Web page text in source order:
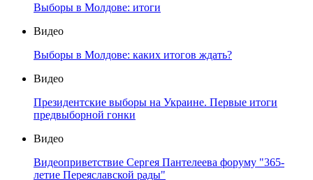
Выборы в Молдове: итоги
Видео
Выборы в Молдове: каких итогов ждать?
Видео
Президентские выборы на Украине. Первые итоги
предвыборной гонки
Видео
Видеоприветствие Сергея Пантелеева форуму "365-
летие Переяславской рады"